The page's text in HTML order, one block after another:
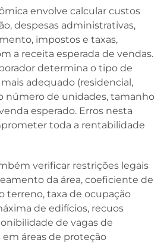
envolve calcular custos
despesas administrativas,
impostos e taxas,
a receita esperada de vendas.
determina o tipo de
adequado (residencial,
número de unidades, tamanho
esperado. Erros nesta
toda a rentabilidade
verificar restrições legais
da área, coeficiente de
terreno, taxa de ocupação
de edifícios, recuos
de vagas de
em áreas de proteção